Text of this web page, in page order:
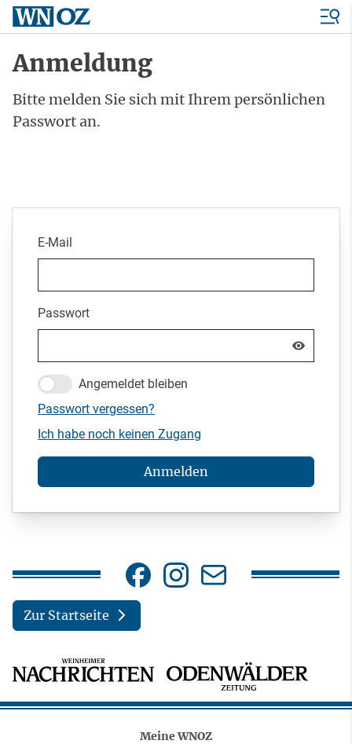
Anmeldung
Bitte melden Sie sich mit Ihrem persönlichen
Passwort an.
E-Mail
Passwort
Angemeldet bleiben
Passwort vergessen?
Ich habe noch keinen Zugang
Anmelden
Zur Startseite
Meine WNOZ